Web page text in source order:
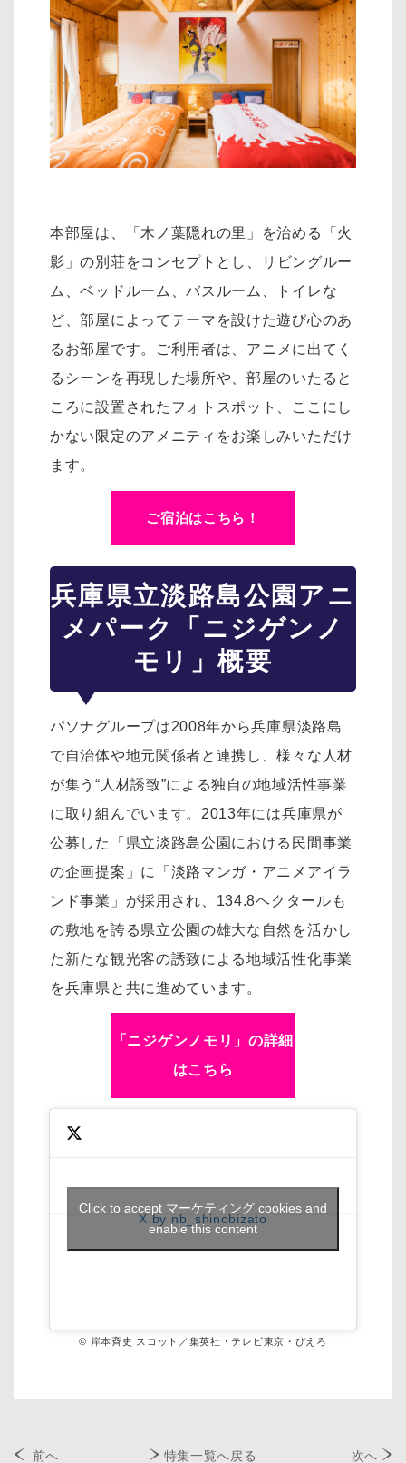
本部屋は、「木ノ葉隠れの里」を治める「火
影」の別荘をコンセプトとし、リ ビングルー
ム、ベッドルーム、バスルーム、トイレな
ど、部屋によってテーマを設けた遊び心のあ
るお部屋です。
ご利用者は、アニメに出てく
るシーンを再現した場所や、部屋のいたると
ころに設置されたフォトスポット、
ここにし
かない限定のアメニティをお楽しみいただけ
ます。
ご宿泊はこちら！
兵庫県立淡路島公園アニ
メパーク「ニジゲンノ
モリ」概要
パソナグループは2008年から兵庫県淡路島
で自治体や地元関係者と連携し、様々な人材
が集う“人材誘致”による独自の地域活性事業
に取り組んでいます。2013年には兵庫県が
公募した「県立淡路島公園における民間事業
の企画提案」に「淡路マンガ・アニメアイラ
ンド事業」が採用され、134.8ヘクタールも
の敷地を誇る県立公園の雄大な自然を活かし
た新たな観光客の誘致による地域活性化事業
を兵庫県と共に進めています。
「ニジゲンノモリ」の詳細
はこちら
X by nb_shinobizato
Click to accept マーケティング cookies and
enable this content
© 岸本斉史 スコット／集英社・テレビ東京・ぴえろ
前へ 特集一覧へ戻る 次へ